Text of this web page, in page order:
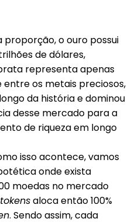
o ouro possui
de dólares,
representa apenas
entre os metais preciosos,
da história e dominou
desse mercado para a
de riqueza em longo
isso acontece, vamos
onde exista
moedas no mercado
tokensaloca então 100%
. Sendo assim, cada